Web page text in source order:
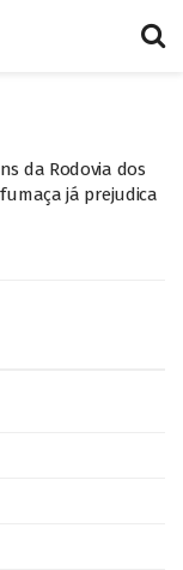
da Rodovia dos
já prejudica